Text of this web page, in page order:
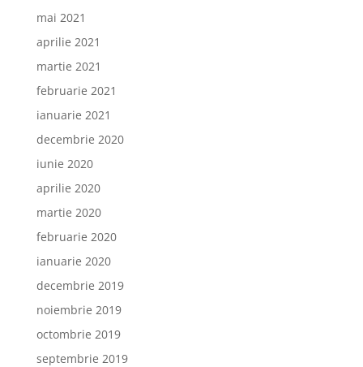
mai 2021
aprilie 2021
martie 2021
februarie 2021
ianuarie 2021
decembrie 2020
iunie 2020
aprilie 2020
martie 2020
februarie 2020
ianuarie 2020
decembrie 2019
noiembrie 2019
octombrie 2019
septembrie 2019